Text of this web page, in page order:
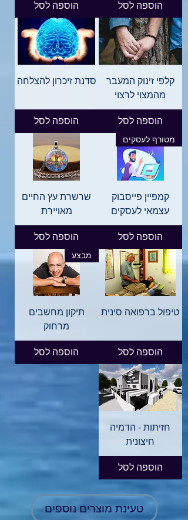
הוספה לסל הוספה לסל
קלפי זינוק המעבר
מהמצוי לרצוי
הוספה לסל
סדנת זיכרון להצלחה
הוספה לסל
מטורף לעסקים
קמפיין פייסבוק
עצמאי לעסקים
הוספה לסל
שרשרת עץ החיים
מאויירת
הוספה לסל
טיפול ברפואה סינית
הוספה לסל
מבצע
תיקון מחשבים
מרחוק
הוספה לסל
חזיתות - הדמיה
חיצונית
הוספה לסל
טעינת מוצרים נוספים